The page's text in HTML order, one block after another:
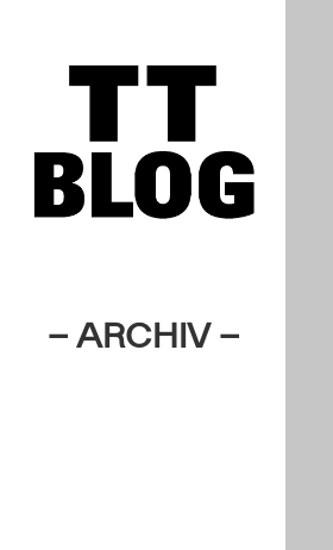
– ARCHIV –